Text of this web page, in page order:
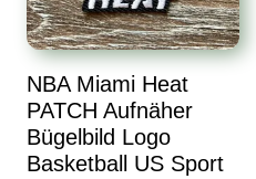
NBA Miami Heat
PATCH Aufnäher
Bügelbild Logo
Basketball US Sport